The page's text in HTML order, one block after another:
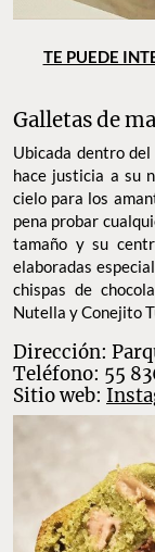
TE PUEDE
Galletas de
Ubicada dentro del
hace justicia a su
cielo para los
pena probar
tamaño y su
elaboradas
chispas de
Nutella y Conejito
Dirección:
Teléfono: 55
Sitio web: